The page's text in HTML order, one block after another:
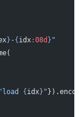
} -{ idx:08d } "
{ idx} "